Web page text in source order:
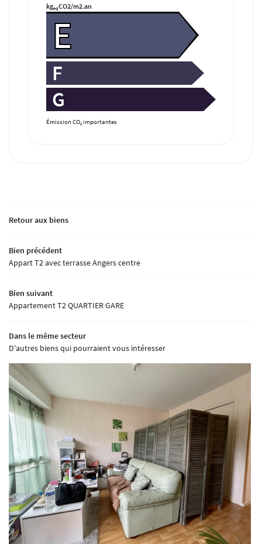
E
kgeqCO2/m2.an
F
G
Émission CO2 importantes
Retour aux biens
Bien précédent
Appart T2 avec terrasse Angers centre
Bien suivant
Appartement T2 QUARTIER GARE
Dans le même secteur
D'autres biens qui pourraient vous intéresser